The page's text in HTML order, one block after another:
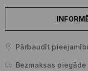
Pārbaudīt
Bezmaksas piegāde